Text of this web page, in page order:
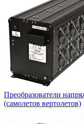
Преобразователи
(самолетов вертолетов)